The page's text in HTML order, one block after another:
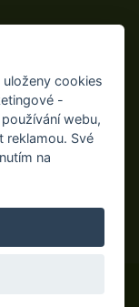
uloženy cookies
-
webu,
reklamou. Své
na